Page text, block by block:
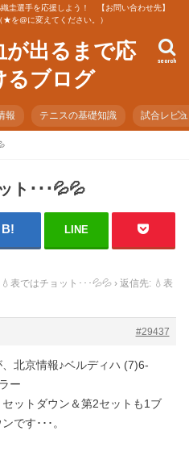
圭選手を応援しよう！ 【お問い合わせ先】
を@に変えてください。）
が出るまで応
るブログ
search
報 テニスの基礎知識 試合レビ
ト･･･💦💦
LINE
💧表ではチョット･･･💦💦 › 返信先: 💧表
#29437
北京情報♪ベルディハ (7)6-
ー
ットダウン＆第2セットも1ブ
です･･･。